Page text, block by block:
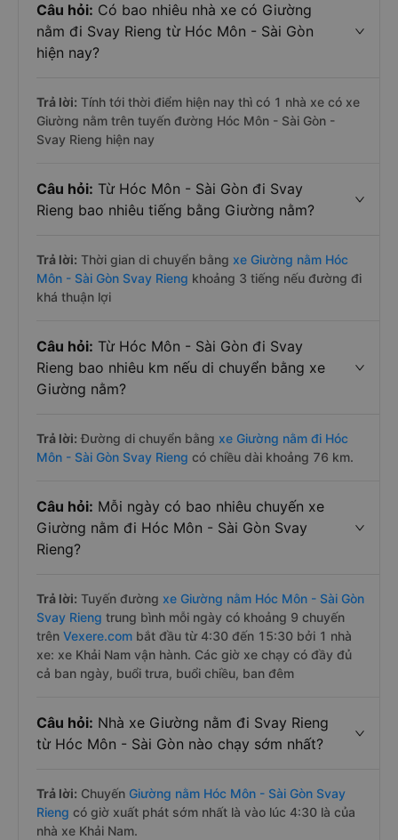
Câu hỏi: Có bao nhiêu nhà xe có Giường
nằm đi Svay Rieng từ Hóc Môn - Sài Gòn
hiện nay?
Trả lời: Tính tới thời điểm hiện nay thì có 1 nhà xe có xe
Giường nằm trên tuyến đường Hóc Môn - Sài Gòn -
Svay Rieng hiện nay
Câu hỏi: Từ Hóc Môn - Sài Gòn đi Svay
Rieng bao nhiêu tiếng bằng Giường nằm?
Trả lời: Thời gian di chuyển bằng xe Giường nằm Hóc
Môn - Sài Gòn Svay Rieng khoảng 3 tiếng nếu đường đi
khá thuận lợi
Câu hỏi: Từ Hóc Môn - Sài Gòn đi Svay
Rieng bao nhiêu km nếu di chuyển bằng xe
Giường nằm?
Trả lời: Đường di chuyển bằng xe Giường nằm đi Hóc
Môn - Sài Gòn Svay Rieng có chiều dài khoảng 76 km.
Câu hỏi: Mỗi ngày có bao nhiêu chuyến xe
Giường nằm đi Hóc Môn - Sài Gòn Svay
Rieng?
Trả lời: Tuyến đường xe Giường nằm Hóc Môn - Sài Gòn
Svay Rieng trung bình mỗi ngày có khoảng 9 chuyến
trên Vexere.com bắt đầu từ 4:30 đến 15:30 bởi 1 nhà
xe: xe Khải Nam vận hành. Các giờ xe chạy có đầy đủ
cả ban ngày, buổi trưa, buổi chiều, ban đêm
Câu hỏi: Nhà xe Giường nằm đi Svay Rieng
từ Hóc Môn - Sài Gòn nào chạy sớm nhất?
Trả lời: Chuyến Giường nằm Hóc Môn - Sài Gòn Svay
Rieng có giờ xuất phát sớm nhất là vào lúc 4:30 là của
nhà xe Khải Nam.